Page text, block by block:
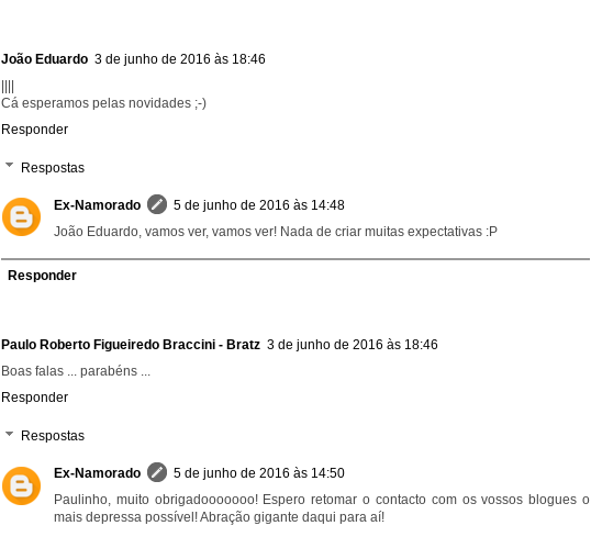
João Eduardo 3 de junho de 2016 às 18:46
||||
Cá esperamos pelas novidades ;-)
Responder
Respostas
Ex-Namorado
5 de junho de 2016 às 14:48
João Eduardo, vamos ver, vamos ver! Nada de criar muitas expectativas :P
Responder
Paulo Roberto Figueiredo Braccini - Bratz 3 de junho de 2016 às 18:46
Boas falas ... parabéns ...
Responder
Respostas
Ex-Namorado
5 de junho de 2016 às 14:50
Paulinho, muito obrigadooooooo! Espero retomar o contacto com os vossos blogues o
mais depressa possível! Abração gigante daqui para aí!